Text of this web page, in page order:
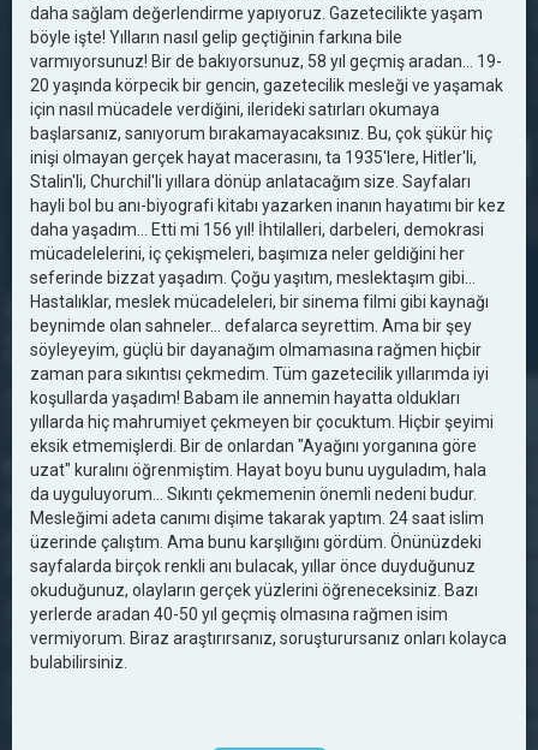
daha sağlam değerlendirme yapıyoruz. Gazetecilikte yaşam
böyle işte! Yılların nasıl gelip geçtiğinin farkına bile
varmıyorsunuz! Bir de bakıyorsunuz, 58 yıl geçmiş aradan... 19-
20 yaşında körpecik bir gencin, gazetecilik mesleği ve yaşamak
için nasıl mücadele verdiğini, ilerideki satırları okumaya
başlarsanız, sanıyorum bırakamayacaksınız. Bu, çok şükür hiç
inişi olmayan gerçek hayat macerasını, ta 1935'lere, Hitler'li,
Stalin'li, Churchil'li yıllara dönüp anlatacağım size. Sayfaları
hayli bol bu anı-biyografi kitabı yazarken inanın hayatımı bir kez
daha yaşadım... Etti mi 156 yıl! İhtilalleri, darbeleri, demokrasi
mücadelelerini, iç çekişmeleri, başımıza neler geldiğini her
seferinde bizzat yaşadım. Çoğu yaşıtım, meslektaşım gibi...
Hastalıklar, meslek mücadeleleri, bir sinema filmi gibi kaynağı
beynimde olan sahneler... defalarca seyrettim. Ama bir şey
söyleyeyim, güçlü bir dayanağım olmamasına rağmen hiçbir
zaman para sıkıntısı çekmedim. Tüm gazetecilik yıllarımda iyi
koşullarda yaşadım! Babam ile annemin hayatta oldukları
yıllarda hiç mahrumiyet çekmeyen bir çocuktum. Hiçbir şeyimi
eksik etmemişlerdi. Bir de onlardan "Ayağını yorganına göre
uzat" kuralını öğrenmiştim. Hayat boyu bunu uyguladım, hala
da uyguluyorum... Sıkıntı çekmemenin önemli nedeni budur.
Mesleğimi adeta canımı dişime takarak yaptım. 24 saat islim
üzerinde çalıştım. Ama bunu karşılığını gördüm. Önünüzdeki
sayfalarda birçok renkli anı bulacak, yıllar önce duyduğunuz
okuduğunuz, olayların gerçek yüzlerini öğreneceksiniz. Bazı
yerlerde aradan 40-50 yıl geçmiş olmasına rağmen isim
vermiyorum. Biraz araştırırsanız, soruşturursanız onları kolayca
bulabilirsiniz.